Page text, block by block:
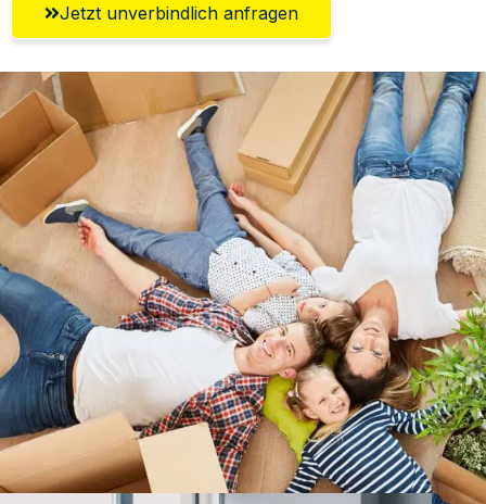
Jetzt unverbindlich anfragen